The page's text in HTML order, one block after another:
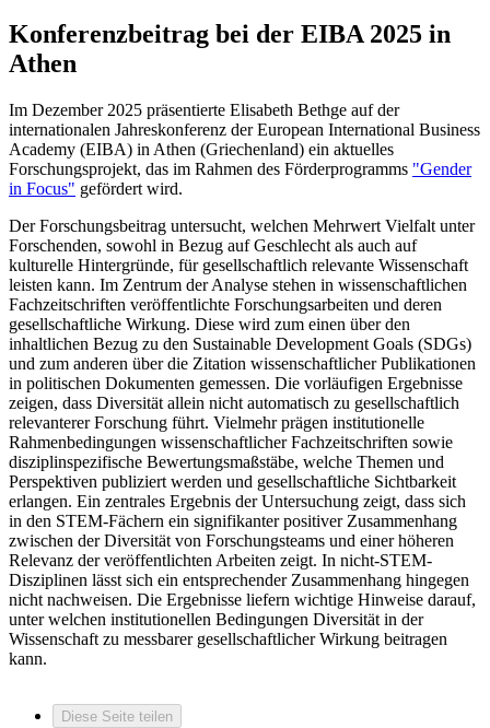
Konferenzbeitrag bei der EIBA 2025 in
Athen
Im Dezember 2025 präsentierte Elisabeth Bethge auf der
internationalen Jahreskonferenz der European International Business
Academy (EIBA) in Athen (Griechenland) ein aktuelles
Forschungsprojekt, das im Rahmen des Förderprogramms "Gender
in Focus" gefördert wird.
Der Forschungsbeitrag untersucht, welchen Mehrwert Vielfalt unter
Forschenden, sowohl in Bezug auf Geschlecht als auch auf
kulturelle Hintergründe, für gesellschaftlich relevante Wissenschaft
leisten kann. Im Zentrum der Analyse stehen in wissenschaftlichen
Fachzeitschriften veröffentlichte Forschungsarbeiten und deren
gesellschaftliche Wirkung. Diese wird zum einen über den
inhaltlichen Bezug zu den Sustainable Development Goals (SDGs)
und zum anderen über die Zitation wissenschaftlicher Publikationen
in politischen Dokumenten gemessen. Die vorläufigen Ergebnisse
zeigen, dass Diversität allein nicht automatisch zu gesellschaftlich
relevanterer Forschung führt. Vielmehr prägen institutionelle
Rahmenbedingungen wissenschaftlicher Fachzeitschriften sowie
disziplinspezifische Bewertungsmaßstäbe, welche Themen und
Perspektiven publiziert werden und gesellschaftliche Sichtbarkeit
erlangen. Ein zentrales Ergebnis der Untersuchung zeigt, dass sich
in den STEM-Fächern ein signifikanter positiver Zusammenhang
zwischen der Diversität von Forschungsteams und einer höheren
Relevanz der veröffentlichten Arbeiten zeigt. In nicht-STEM-
Disziplinen lässt sich ein entsprechender Zusammenhang hingegen
nicht nachweisen. Die Ergebnisse liefern wichtige Hinweise darauf,
unter welchen institutionellen Bedingungen Diversität in der
Wissenschaft zu messbarer gesellschaftlicher Wirkung beitragen
kann.
Diese Seite teilen